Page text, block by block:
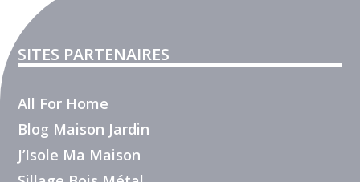
SITES PARTENAIRES
All For Home
Blog Maison Jardin
J’Isole Ma Maison